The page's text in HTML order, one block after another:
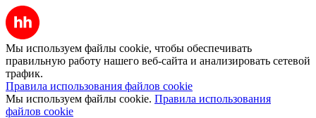
Мы используем файлы cookie, чтобы обеспечивать
правильную работу нашего веб-сайта и анализировать сетевой
трафик.
Правила использования файлов cookie
Мы используем файлы cookie. Правила использования
файлов cookie